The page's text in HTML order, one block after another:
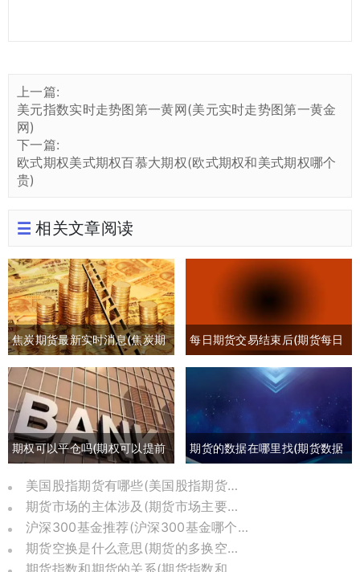
上一篇:
美元指数实时走势图第一黄网(美元实时走势图第一黄金
网)
下一篇:
欧式期权美式期权百慕大期权(欧式期权和美式期权哪个
贵)
相关文章阅读
焦炭期货最新实时消息(焦炭期
货最新行情分析)
每日期货交易结束后(期货每日
交易时间)
期权可以平仓吗(期权可以提前
平仓吗有盈利吗)
期货的数据在哪里找(期货数据
哪里可以找)
美国股指期货有哪些(美国股指期货是哪个交易所)
期货市场的主体涉及(期货市场主要参与者包括)
沪深300基金推荐(沪深300基金哪个比较好)
期货空换是什么意思(期货的多换空换是什么意思)